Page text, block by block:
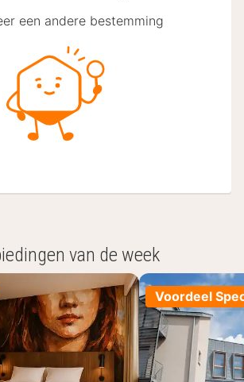
een andere bestemming
van de week
Voordeel